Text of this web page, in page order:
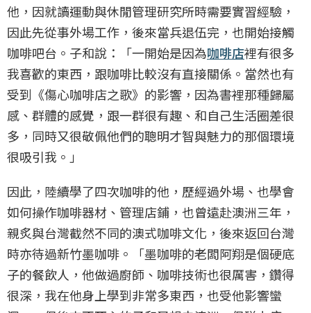
他，因就讀運動與休閒管理研究所時需要實習經驗，
因此先從事外場工作，後來當兵退伍完，也開始接觸
咖啡吧台。子和說：「一開始是因為咖啡店裡有很多
我喜歡的東西，跟咖啡比較沒有直接關係。當然也有
受到《傷心咖啡店之歌》的影響，因為書裡那種歸屬
感、群體的感覺，跟一群很有趣、和自己生活圈差很
多，同時又很敬佩他們的聰明才智與魅力的那個環境
很吸引我。」
因此，陸續學了四次咖啡的他，歷經過外場、也學會
如何操作咖啡器材、管理店鋪，也曾遠赴澳洲三年，
親炙與台灣截然不同的澳式咖啡文化，後來返回台灣
時亦待過新竹墨咖啡。「墨咖啡的老闆阿翔是個硬底
子的餐飲人，他做過廚師、咖啡技術也很厲害，鑽得
很深，我在他身上學到非常多東西，也受他影響蠻